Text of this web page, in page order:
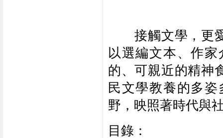
接觸文學，更愛
以選編文本、作
的、可親近的精神
民文學教養的多
野，映照著時代與
目錄：